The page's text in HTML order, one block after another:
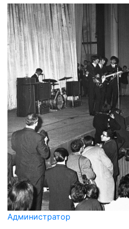
Администратор